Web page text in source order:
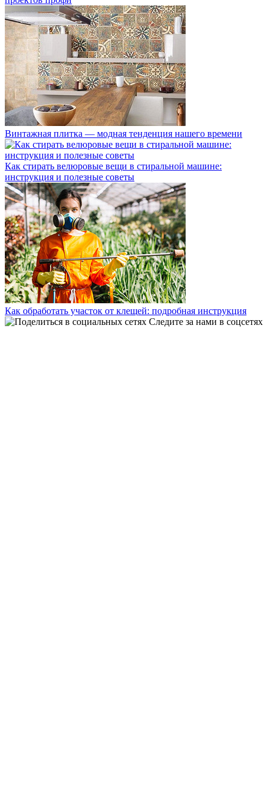
Винтажная плитка — модная тенденция нашего времени
Как стирать велюровые вещи в стиральной машине:
инструкция и полезные советы
Как обработать участок от клещей: подробная инструкция
Следите за нами в соцсетях